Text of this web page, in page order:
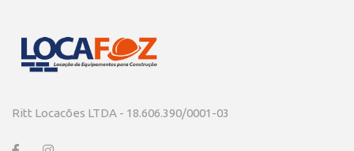
Ritt Locacões LTDA - 18.606.390/0001-03